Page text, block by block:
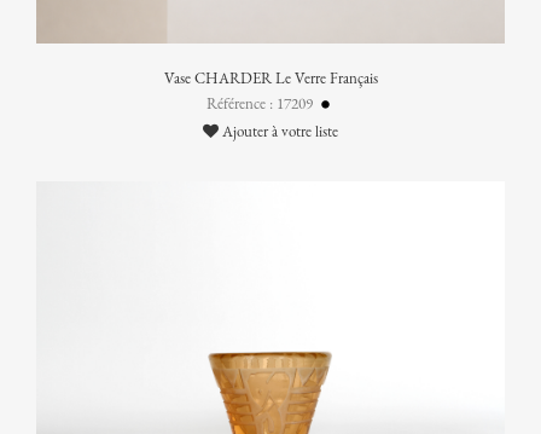
Vase CHARDER Le Verre Français
Référence : 17209
Ajouter à votre liste